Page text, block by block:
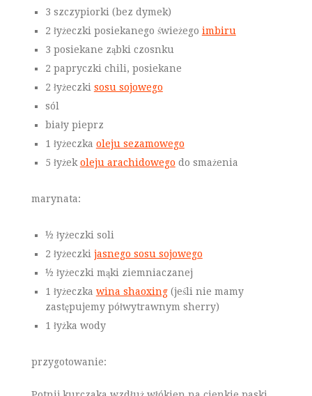
3 szczypiorki (bez dymek)
2 łyżeczki posiekanego świeżego imbiru
3 posiekane ząbki czosnku
2 papryczki chili, posiekane
2 łyżeczki sosu sojowego
sól
biały pieprz
1 łyżeczka oleju sezamowego
5 łyżek oleju arachidowego do smażenia
marynata:
½ łyżeczki soli
2 łyżeczki jasnego sosu sojowego
½ łyżeczki mąki ziemniaczanej
1 łyżeczka wina shaoxing(jeśli nie mamy
zastępujemy półwytrawnym sherry)
1 łyżka wody
przygotowanie: